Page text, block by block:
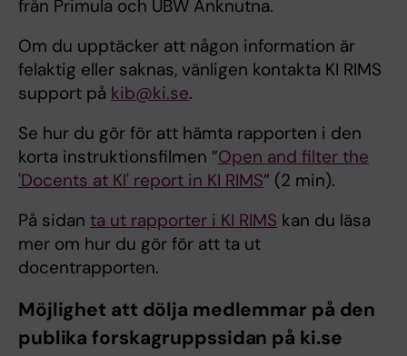
från Primula och UBW Anknutna.
Om du upptäcker att någon information är
felaktig eller saknas, vänligen kontakta KI RIMS
support på kib@ki.se.
Se hur du gör för att hämta rapporten i den
korta instruktionsfilmen ”Open and filter the
'Docents at KI' report in KI RIMS” (2 min).
På sidan ta ut rapporter i KI RIMS kan du läsa
mer om hur du gör för att ta ut
docentrapporten.
Möjlighet att dölja medlemmar på den
publika forskagruppssidan på ki.se